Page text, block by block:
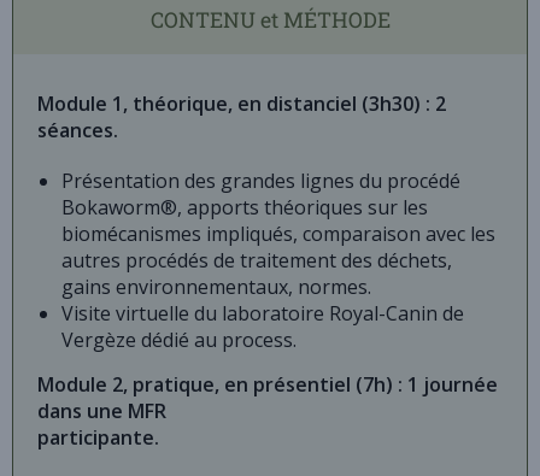
CONTENU et MÉTHODE
Module 1, théorique, en distanciel (3h30) : 2
séances.
Présentation des grandes lignes du procédé
Bokaworm®, apports théoriques sur les
biomécanismes impliqués, comparaison avec les
autres procédés de traitement des déchets,
gains environnementaux, normes.
Visite virtuelle du laboratoire Royal-Canin de
Vergèze dédié au process.
Module 2, pratique, en présentiel (7h) : 1 journée
dans une MFR
participante.